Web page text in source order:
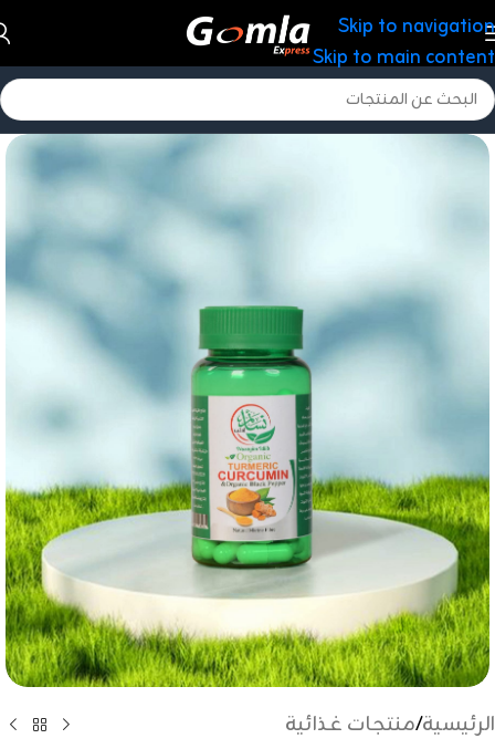
Skip to navigation
Skip to main content
الرئيسية/منتجات غذائية